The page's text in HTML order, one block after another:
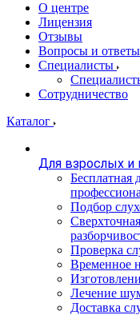
О центре
Лицензия
Отзывы
Вопросы и ответы
Специалисты
Сотрудничество
Каталог
Для взрослых
Бесплатная
Подбор
Проверка
Временное
Лечение
Доставка